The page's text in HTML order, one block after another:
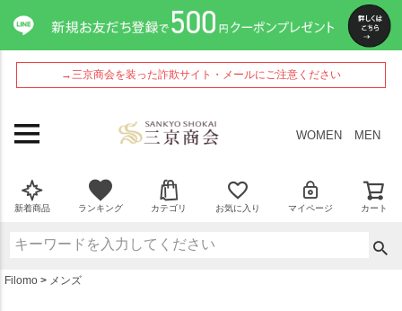
→三京商会を装った詐欺サイト・メールにご注意ください
WOMEN MEN
新着商品 ランキング カテゴリ お気に入り マイページ カート
Filomo メンズ
ペー
ジト
ップ
へ